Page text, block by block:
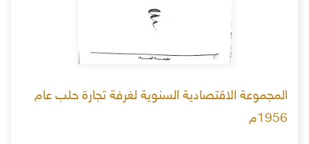
المجموعة الاقتصادية السنوية لغرفة تجارة حلب عام
1956م